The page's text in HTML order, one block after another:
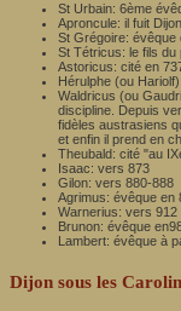
St Urbain: 6ème
Aproncule: il fuit
St Grégoire:
St Tétricus: le fils
Astoricus: cité en
Hérulphe (ou
Waldricus (ou
discipline. Depuis
fidèles austrasiens
et enfin il prend en
Theubald: cité "au
Isaac: vers 873
Gilon: vers 880-888
Agrimus: évêque en
Warnerius: vers 912
Brunon: évêque
Lambert: évêque à
Dijon sous les